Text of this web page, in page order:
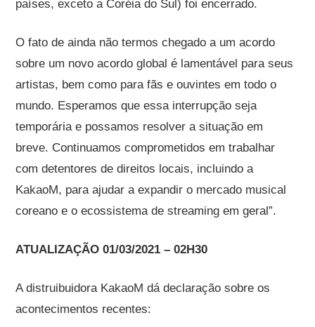
países, exceto a Coréia do Sul) foi encerrado.
O fato de ainda não termos chegado a um acordo
sobre um novo acordo global é lamentável para seus
artistas, bem como para fãs e ouvintes em todo o
mundo. Esperamos que essa interrupção seja
temporária e possamos resolver a situação em
breve. Continuamos comprometidos em trabalhar
com detentores de direitos locais, incluindo a
KakaoM, para ajudar a expandir o mercado musical
coreano e o ecossistema de streaming em geral”.
ATUALIZAÇÃO 01/03/2021 – 02H30
A distruibuidora KakaoM dá declaração sobre os
acontecimentos recentes: